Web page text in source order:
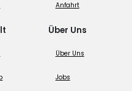
Anfahrt
Über Uns
Über Uns
Jobs